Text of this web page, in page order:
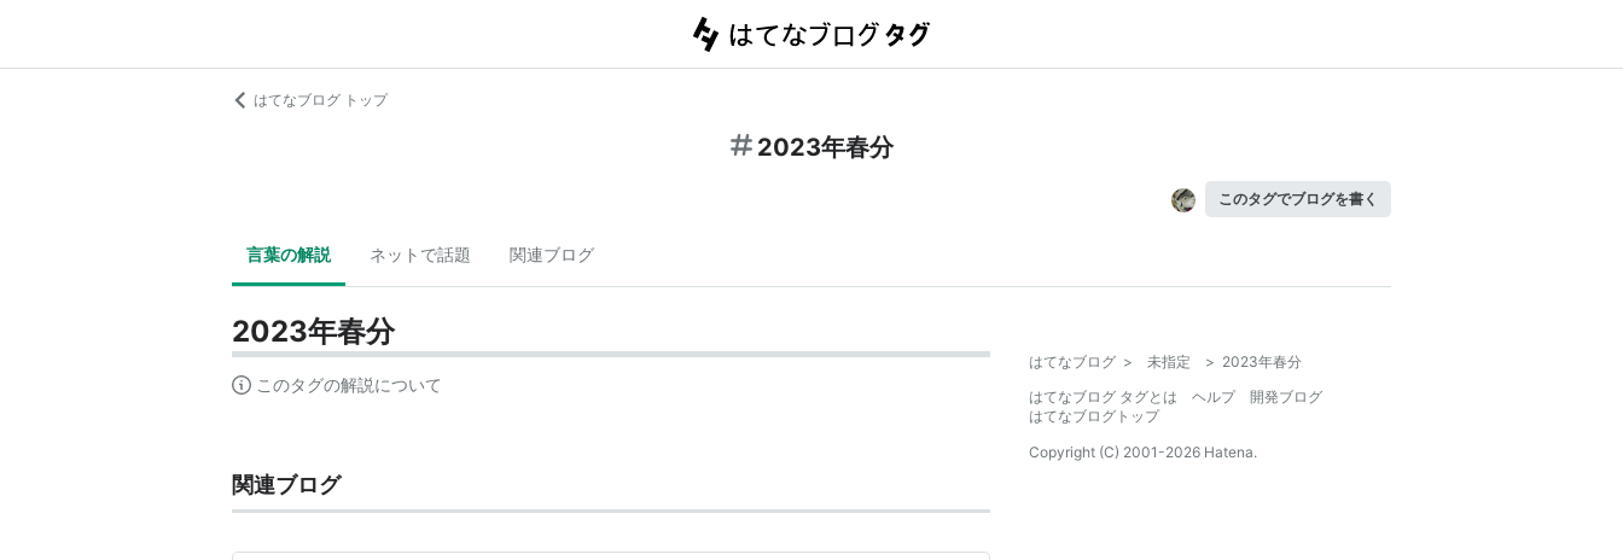
はてなブログ トップ
2023年春分
このタグでブログを書く
言葉の解説 ネットで話題 関連ブログ
2023年春分
このタグの解説について
関連ブログ
はてなブログ > 未指定 > 2023年春分
はてなブログ タグとは
ヘルプ
開発ブログ
はてなブログトップ
Copyright (C) 2001-2026 Hatena.